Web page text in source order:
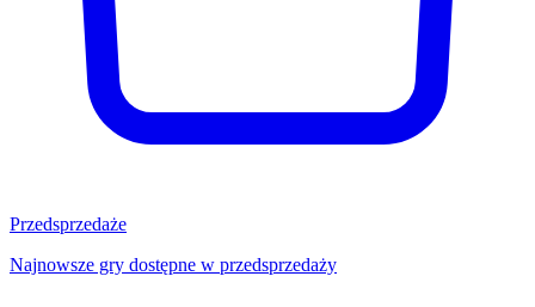
Przedsprzedaże
Najnowsze gry dostępne w przedsprzedaży